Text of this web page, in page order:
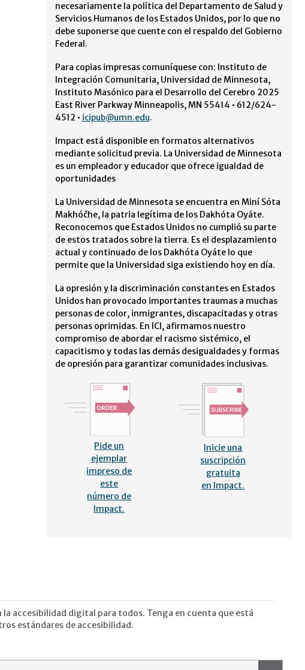
necesariamente la política del Departamento de Salud y
Servicios Humanos de los Estados Unidos, por lo que no
debe suponerse que cuente con el respaldo del Gobierno
Federal.
Para copias impresas comuníquese con: Instituto de
Integración Comunitaria, Universidad de Minnesota,
Instituto Masónico para el Desarrollo del Cerebro 2025
East River Parkway Minneapolis, MN 55414 • 612/624-
4512 • icipub@umn.edu.
Impact está disponible en formatos alternativos
mediante solicitud previa. La Universidad de Minnesota
es un empleador y educador que ofrece igualdad de
oportunidades
La Universidad de Minnesota se encuentra en Miní Sóta
Makhóčhe, la patria legítima de los Dakhóta Oyáte.
Reconocemos que Estados Unidos no cumplió su parte
de estos tratados sobre la tierra. Es el desplazamiento
actual y continuado de los Dakhóta Oyáte lo que
permite que la Universidad siga existiendo hoy en día.
La opresión y la discriminación constantes en Estados
Unidos han provocado importantes traumas a muchas
personas de color, inmigrantes, discapacitadas y otras
personas oprimidas. En ICI, afirmamos nuestro
compromiso de abordar el racismo sistémico, el
capacitismo y todas las demás desigualdades y formas
de opresión para garantizar comunidades inclusivas.
Pide un
ejemplar
impreso de
este
número de
Impact.
Inicie una
suscripción
gratuita
en Impact.
accesibilidad digital para todos. Tenga en cuenta que está
estándares de accesibilidad.